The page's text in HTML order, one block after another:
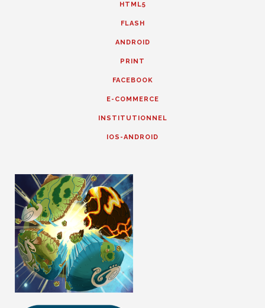
HTML5
FLASH
ANDROID
PRINT
FACEBOOK
E-COMMERCE
INSTITUTIONNEL
IOS-ANDROID